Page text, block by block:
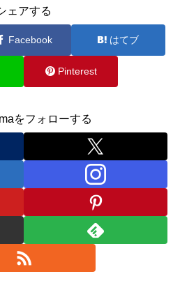
ェアする
Facebook はてブ
Pinterest
をフォローする